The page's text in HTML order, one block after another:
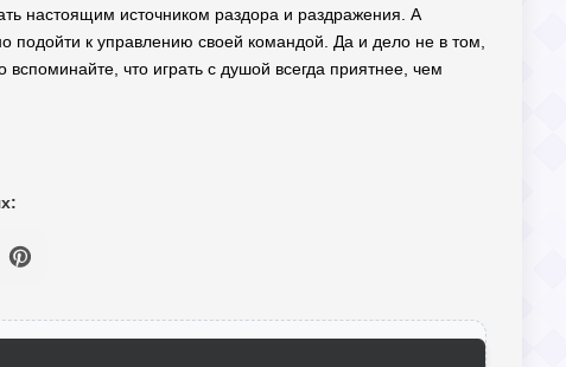
настоящим источником раздора и раздражения. А
подойти к управлению своей командой. Да и дело не в том,
вспоминайте, что играть с душой всегда приятнее, чем